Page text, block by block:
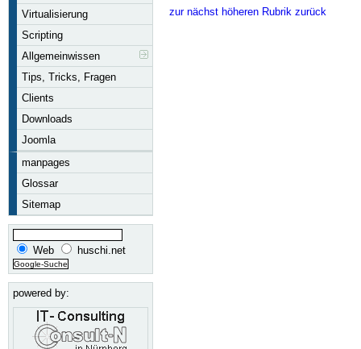
Virtualisierung
Scripting
Allgemeinwissen
Tips, Tricks, Fragen
Clients
Downloads
Joomla
manpages
Glossar
Sitemap
Web huschi.net
powered by:
zur nächst höheren Rubrik zurück